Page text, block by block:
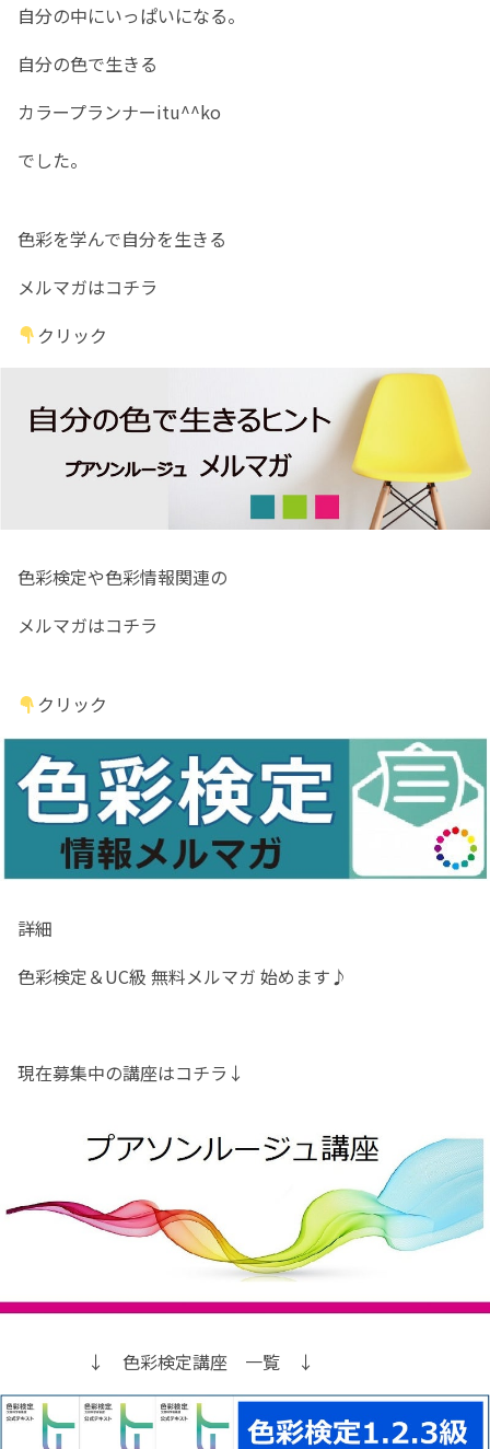
自分の中にいっぱいになる。
自分の色で生きる
カラープランナーitu^^ko
でした。
色彩を学んで自分を生きる
メルマガはコチラ
クリック
色彩検定や色彩情報関連の
メルマガはコチラ
クリック
詳細
色彩検定＆UC級 無料メルマガ 始めます♪
現在募集中の講座はコチラ↓
↓ 色彩検定講座 一覧 ↓